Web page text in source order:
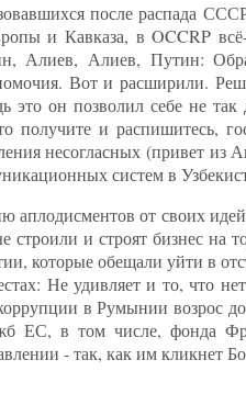
после распада
и Кавказа, в OCCRP
Алиев, Алиев, Путин:
Вот и расширили.
он позволил себе не так
получите и распишитесь,
несогласных (привет из
систем в
аплодисментов от своих
строили и строят бизнес на
которые обещали уйти в
Не удивляет и то, что
в Румынии возрос
ЕС, в том числе, фонда
- так, как им кликнет